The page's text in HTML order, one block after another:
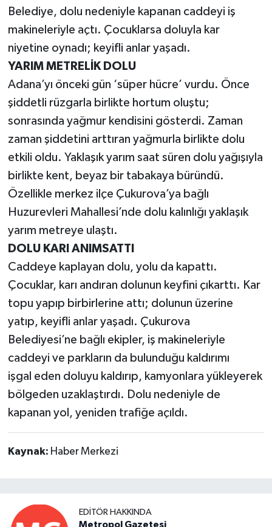
Belediye, dolu nedeniyle kapanan caddeyi iş
makineleriyle açtı. Çocuklarsa doluyla kar
niyetine oynadı; keyifli anlar yaşadı.
YARIM METRELİK DOLU
Adana’yı önceki gün ‘süper hücre’ vurdu. Önce
şiddetli rüzgarla birlikte hortum oluştu;
sonrasında yağmur kendisini gösterdi. Zaman
zaman şiddetini arttıran yağmurla birlikte dolu
etkili oldu. Yaklaşık yarım saat süren dolu yağışıyla
birlikte kent, beyaz bir tabakaya büründü.
Özellikle merkez ilçe Çukurova’ya bağlı
Huzurevleri Mahallesi’nde dolu kalınlığı yaklaşık
yarım metreye ulaştı.
DOLU KARI ANIMSATTI
Caddeye kaplayan dolu, yolu da kapattı.
Çocuklar, karı andıran dolunun keyfini çıkarttı. Kar
topu yapıp birbirlerine attı; dolunun üzerine
yatıp, keyifli anlar yaşadı. Çukurova
Belediyesi’ne bağlı ekipler, iş makineleriyle
caddeyi ve parkların da bulunduğu kaldırımı
işgal eden doluyu kaldırıp, kamyonlara yükleyerek
bölgeden uzaklaştırdı. Dolu nedeniyle de
kapanan yol, yeniden trafiğe açıldı.
Kaynak: Haber Merkezi
EDITÖR HAKKINDA
Metropol Gazetesi